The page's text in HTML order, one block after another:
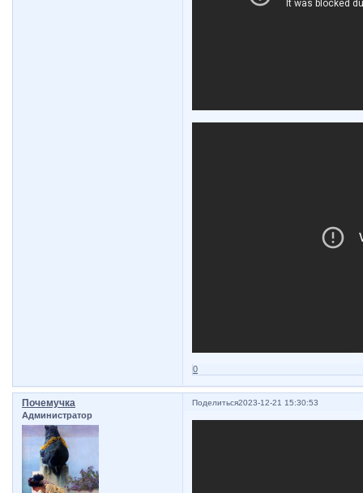
0
Поделиться2023-12-21 15:30:53
Почемучка
Администратор